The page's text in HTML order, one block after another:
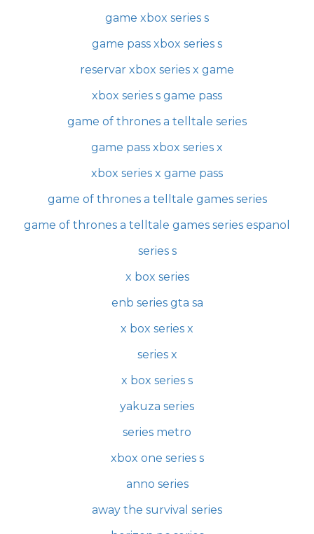
game xbox series s
game pass xbox series s
reservar xbox series x game
xbox series s game pass
game of thrones a telltale series
game pass xbox series x
xbox series x game pass
game of thrones a telltale games series
game of thrones a telltale games series espanol
series s
x box series
enb series gta sa
x box series x
series x
x box series s
yakuza series
series metro
xbox one series s
anno series
away the survival series